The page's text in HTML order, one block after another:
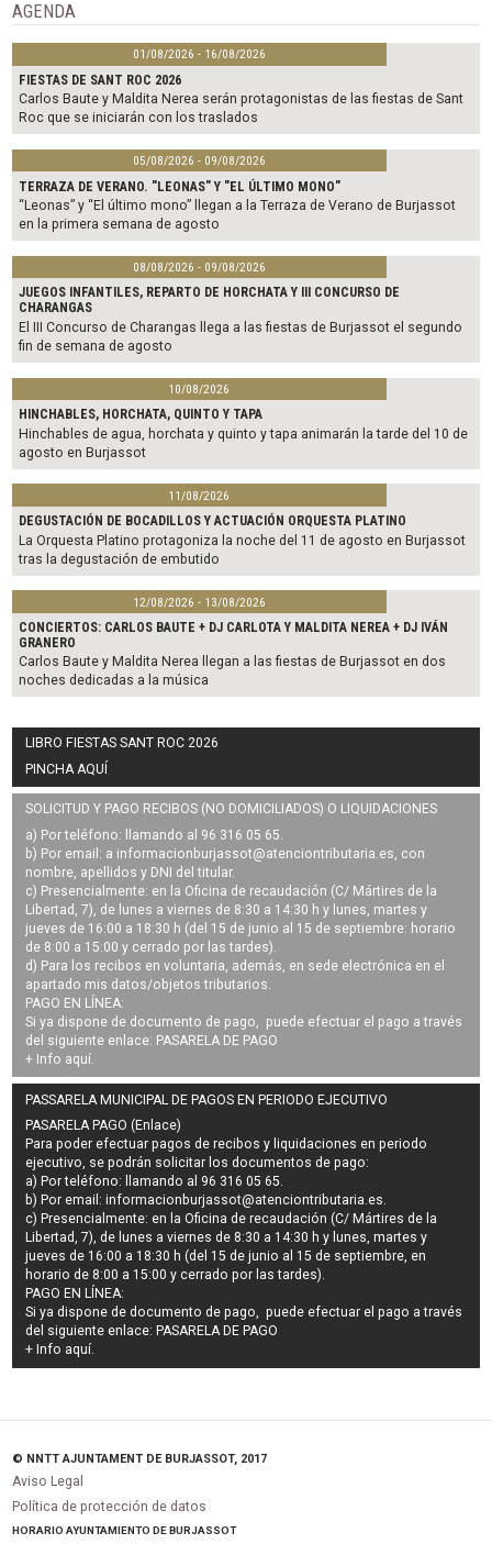
AGENDA
01/08/2026 - 16/08/2026
FIESTAS DE SANT ROC 2026
Carlos Baute y Maldita Nerea serán protagonistas de las fiestas de Sant
Roc que se iniciarán con los traslados
05/08/2026 - 09/08/2026
TERRAZA DE VERANO. "LEONAS" Y "EL ÚLTIMO MONO"
“Leonas” y “El último mono” llegan a la Terraza de Verano de Burjassot
en la primera semana de agosto
08/08/2026 - 09/08/2026
JUEGOS INFANTILES, REPARTO DE HORCHATA Y III CONCURSO DE
CHARANGAS
El III Concurso de Charangas llega a las fiestas de Burjassot el segundo
fin de semana de agosto
10/08/2026
HINCHABLES, HORCHATA, QUINTO Y TAPA
Hinchables de agua, horchata y quinto y tapa animarán la tarde del 10 de
agosto en Burjassot
11/08/2026
DEGUSTACIÓN DE BOCADILLOS Y ACTUACIÓN ORQUESTA PLATINO
La Orquesta Platino protagoniza la noche del 11 de agosto en Burjassot
tras la degustación de embutido
12/08/2026 - 13/08/2026
CONCIERTOS: CARLOS BAUTE + DJ CARLOTA Y MALDITA NEREA + DJ IVÁN
GRANERO
Carlos Baute y Maldita Nerea llegan a las fiestas de Burjassot en dos
noches dedicadas a la música
LIBRO FIESTAS SANT ROC 2026
PINCHA AQUÍ
SOLICITUD Y PAGO RECIBOS (NO DOMICILIADOS) O LIQUIDACIONES
a) Por teléfono: llamando al 96 316 05 65.
b) Por email: a informacionburjassot@atenciontributaria.es, con
nombre, apellidos y DNI del titular.
c) Presencialmente: en la Oficina de recaudación (C/ Mártires de la
Libertad, 7), de lunes a viernes de 8:30 a 14:30 h y lunes, martes y
jueves de 16:00 a 18:30 h (del 15 de junio al 15 de septiembre: horario
de 8:00 a 15:00 y cerrado por las tardes).
d) Para los recibos en voluntaria, además, en sede electrónica en el
apartado mis datos/objetos tributarios.
PAGO EN LÍNEA:
Si ya dispone de documento de pago, puede efectuar el pago a través
del siguiente enlace: PASARELA DE PAGO
+ Info aquí.
PASSARELA MUNICIPAL DE PAGOS EN PERIODO EJECUTIVO
PASARELA PAGO (Enlace)
Para poder efectuar pagos derecibos y liquidaciones en periodo
ejecutivo, se podrán solicitar los documentos de pago:
a) Por teléfono: llamando al 96 316 05 65.
b) Por email:informacionburjassot@atenciontributaria.es.
c) Presencialmente: en la Oficina de recaudación (C/ Mártires de la
Libertad, 7), de lunes a viernes de 8:30 a 14:30 h y lunes, martes y
jueves de 16:00 a 18:30 h (del 15 de junio al 15 de septiembre, en
horario de 8:00 a 15:00 y cerrado por las tardes).
PAGO EN LÍNEA:
Si ya dispone de documento de pago, puede efectuar el pago a través
del siguiente enlace: PASARELA DE PAGO
+ Info aquí.
© NNTT AJUNTAMENT DE BURJASSOT, 2017
Aviso Legal
Política de protección de datos
HORARIO AYUNTAMIENTO DE BURJASSOT